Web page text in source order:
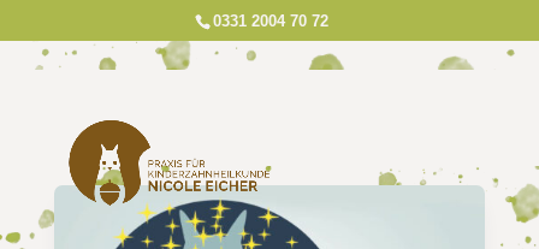
0331 2004 70 72
ZAHNBEHANDLUNG MIT NARKOSE